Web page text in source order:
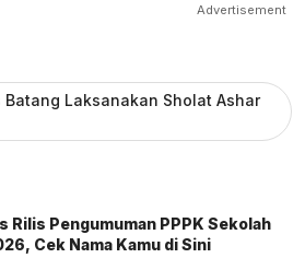
Advertisement
Batang Laksanakan Sholat Ashar
Rilis Pengumuman PPPK Sekolah
Cek Nama Kamu di Sini